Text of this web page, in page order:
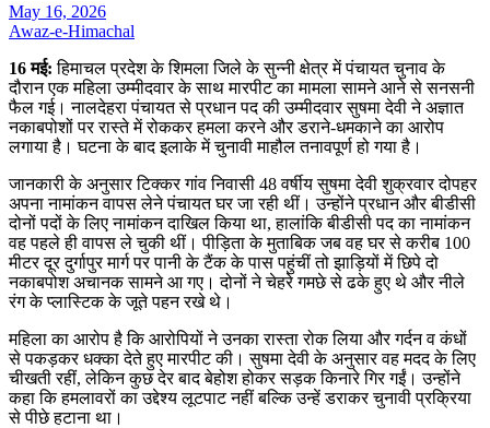
May 16, 2026
Awaz-e-Himachal
16 मई:हिमाचल प्रदेश के शिमला जिले के सुन्नी क्षेत्र में पंचायत चुनाव के
दौरान एक महिला उम्मीदवार के साथ मारपीट का मामला सामने आने से सनसनी
फैल गई। नालदेहरा पंचायत से प्रधान पद की उम्मीदवार सुषमा देवी ने अज्ञात
नकाबपोशों पर रास्ते में रोककर हमला करने और डराने-धमकाने का आरोप
लगाया है। घटना के बाद इलाके में चुनावी माहौल तनावपूर्ण हो गया है।
जानकारी के अनुसार टिक्कर गांव निवासी 48 वर्षीय सुषमा देवी शुक्रवार दोपहर
अपना नामांकन वापस लेने पंचायत घर जा रही थीं। उन्होंने प्रधान और बीडीसी
दोनों पदों के लिए नामांकन दाखिल किया था, हालांकि बीडीसी पद का नामांकन
वह पहले ही वापस ले चुकी थीं। पीड़िता के मुताबिक जब वह घर से करीब 100
मीटर दूर दुर्गापुर मार्ग पर पानी के टैंक के पास पहुंचीं तो झाड़ियों में छिपे दो
नकाबपोश अचानक सामने आ गए। दोनों ने चेहरे गमछे से ढके हुए थे और नीले
रंग के प्लास्टिक के जूते पहन रखे थे।
महिला का आरोप है कि आरोपियों ने उनका रास्ता रोक लिया और गर्दन व कंधों
से पकड़कर धक्का देते हुए मारपीट की। सुषमा देवी के अनुसार वह मदद के लिए
चीखती रहीं, लेकिन कुछ देर बाद बेहोश होकर सड़क किनारे गिर गईं। उन्होंने
कहा कि हमलावरों का उद्देश्य लूटपाट नहीं बल्कि उन्हें डराकर चुनावी प्रक्रिया
से पीछे हटाना था।